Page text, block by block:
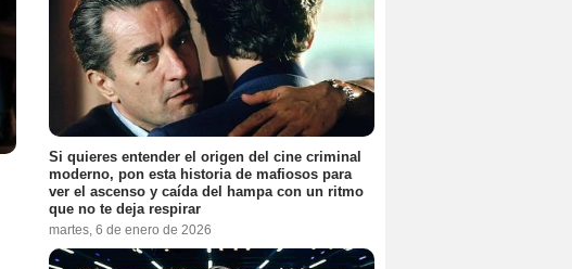
Si quieres entender el origen del cine criminal
moderno, pon esta historia de mafiosos para
ver el ascenso y caída del hampa con un ritmo
que no te deja respirar
martes, 6 de enero de 2026